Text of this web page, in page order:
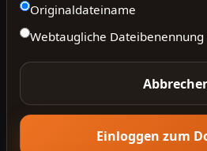
Originaldateiname
Webtaugliche Dateibenennung
Einloggen zum